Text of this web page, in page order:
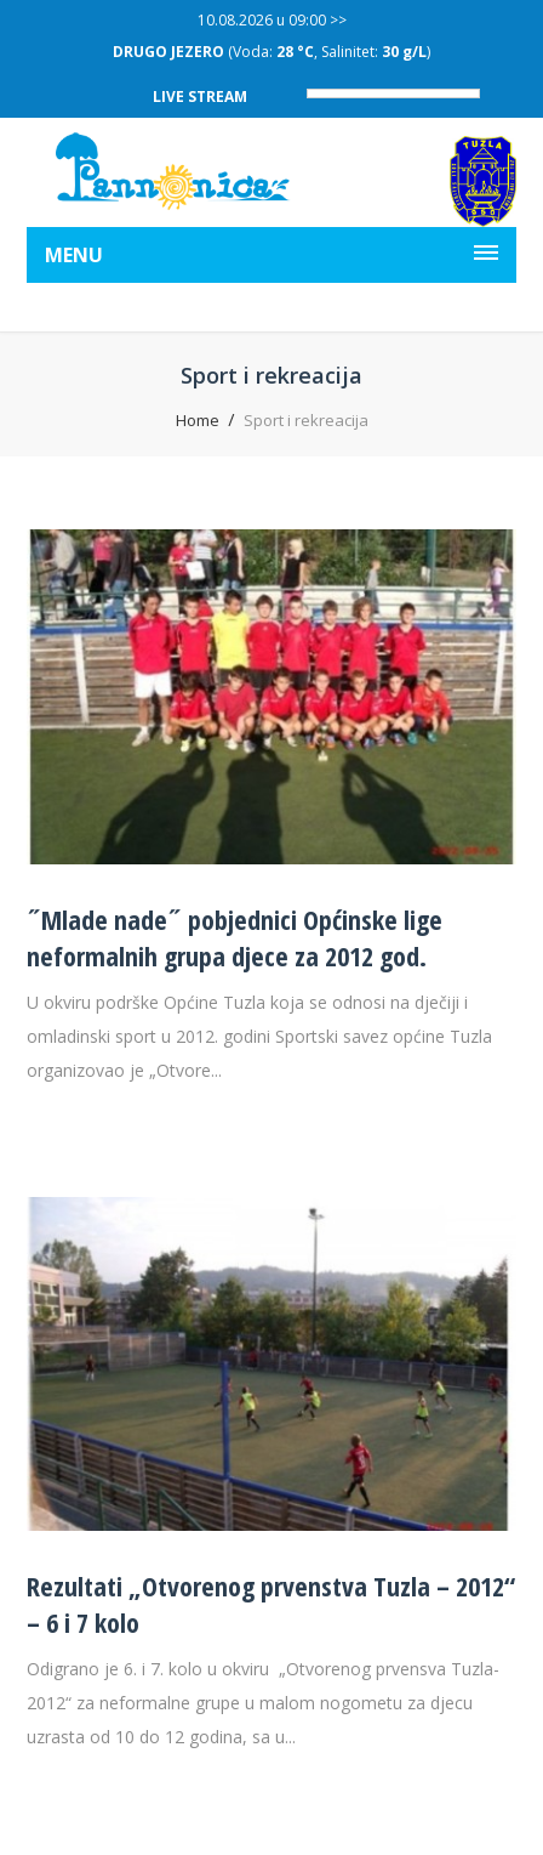
10.08.2026 u 09:00 >>
DRUGO JEZERO (Voda: 28 °C, Salinitet: 30 g/L)
LIVE STREAM
MENU
Sport i rekreacija
Home Sport i rekreacija
˝Mlade nade˝ pobjednici Općinske lige
neformalnih grupa djece za 2012 god.
U okviru podrške Općine Tuzla koja se odnosi na dječiji i
omladinski sport u 2012. godini Sportski savez općine Tuzla
organizovao je „Otvore...
Rezultati „Otvorenog prvenstva Tuzla – 2012“
– 6 i 7 kolo
Odigrano je 6. i 7. kolo u okviru „Otvorenog prvensva Tuzla-
2012“ za neformalne grupe u malom nogometu za djecu
uzrasta od 10 do 12 godina, sa u...